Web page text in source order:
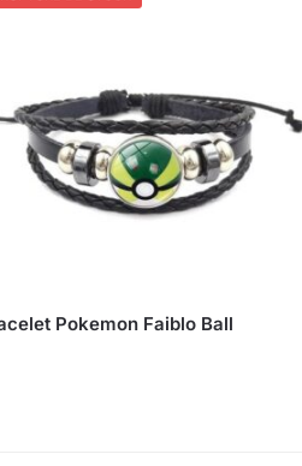
Pokemon Faiblo Ball